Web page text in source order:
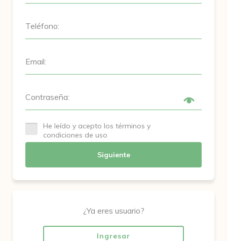
Teléfono:
Email:
Contraseña:
He leído y acepto los términos y
condiciones de uso
Siguiente
¿Ya eres usuario?
Ingresar